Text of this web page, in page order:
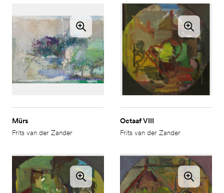
Mürs
Frits van der Zander
Octaaf VIII
Frits van der Zander